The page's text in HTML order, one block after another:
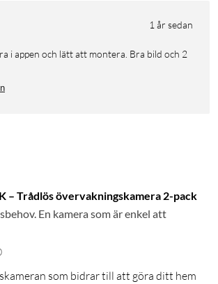
1 år sedan
– Trådlös övervakningskamera 2-pack
En kamera som är enkel att
som bidrar till att göra ditt hem